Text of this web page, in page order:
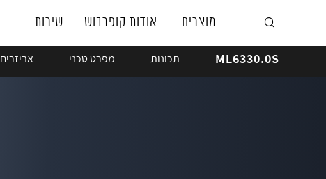
מוצרים אודות קופרבוש שירות
ML6330.0S תכונות מפרט טכני אביזרים